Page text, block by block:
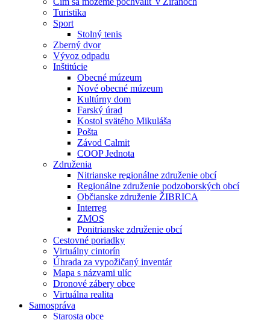
Turistika
Sport
Stolný tenis
Zberný dvor
Vývoz odpadu
Inštitúcie
Obecné múzeum
Nové obecné múzeum
Kultúrny dom
Farský úrad
Kostol svätého Mikuláša
Pošta
Závod Calmit
COOP Jednota
Združenia
Nitrianske regionálne združenie obcí
Regionálne združenie podzoborských obcí
Občianske združenie ŽIBRICA
Interreg
ZMOS
Ponitrianske združenie obcí
Cestovné poriadky
Virtuálny cintorín
Úhrada za vypožičaný inventár
Mapa s názvami ulíc
Dronové zábery obce
Virtuálna realita
Samospráva
Starosta obce